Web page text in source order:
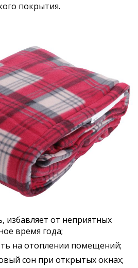
покрытия.
избавляет от неприятных
время года;
на отоплении помещений;
сон при открытых окнах;